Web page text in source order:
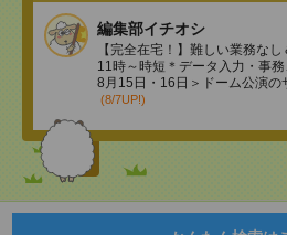
編集部イチオシ
【完全在宅！】難しい業務な
11時～時短＊データ入力・事
8月15日・16日＞ドーム公演の
(8/7UP!)